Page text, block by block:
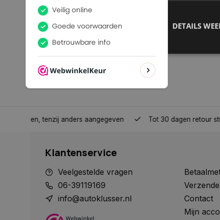
tenzij anders aangegeven Tot 30 dagen retour sturen.
Klantenservice
Veelgestelde vragen
06-39119169
info@autoklusser.nl
Contact
Mijn
DETAILS
__cf_bm